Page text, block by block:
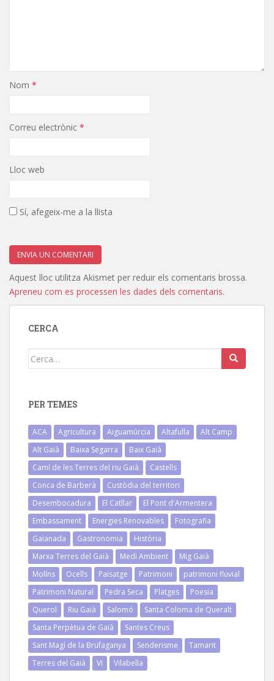
Nom *
Correu electrònic *
Lloc web
Sí, afegeix-me a la llista
Aquest lloc utilitza Akismet per reduir els comentaris brossa.
Apreneu com es processen les dades dels comentaris.
CERCA
Cerca:
PER TEMES
ACA Agricultura Aiguamúrcia Altafulla
Alt Camp
Alt Gaià
Baixa Segarra
Baix Gaià
Camí de les Terres del riu Gaià
Castells
Conca de Barberà
Custòdia del territori
Desembocadura
El Catllar
El Pont d'Armentera
Embassament
Energies Renovables
Fotografia
Gaianada
Gastronomia
Història
Marxa Terres del Gaià
Medi Ambient
Mig Gaià
Molíns
Ocells Paisatge Patrimoni
patrimoni fluvial
Patrimoni Natural
Pedra Seca Platges
Poesia
Querol
Riu Gaià Salomó
Santa Coloma de Queralt
Santa Perpètua de Gaià
Santes Creus
Sant Magí de la Brufaganya
Senderisme
Tamarit
Terres del Gaià
Vi Vilabella